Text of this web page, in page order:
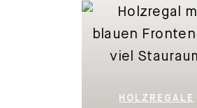
HOLZREGALE